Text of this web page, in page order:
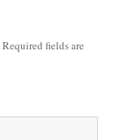
Required fields are